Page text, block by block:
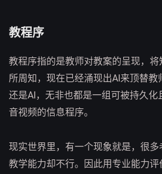
教程序
教程序指的是教师对教案的呈现，
所周知，现在已经涌现出AI来顶替
还是AI，无非也都是一组可被持久化
音视频的信息程序。
现实世界里，有一个现象就是，很
教学能力却不行。因此用专业能力